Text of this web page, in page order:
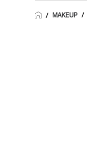
/ MAKEUP /